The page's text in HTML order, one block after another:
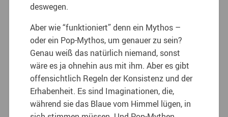
deswegen.
Aber wie “funktioniert” denn ein Mythos –
oder ein Pop-Mythos, um genauer zu sein?
Genau weiß das natürlich niemand, sonst
wäre es ja ohnehin aus mit ihm. Aber es gibt
offensichtlich Regeln der Konsistenz und der
Erhabenheit. Es sind Imaginationen, die,
während sie das Blaue vom Himmel lügen, in